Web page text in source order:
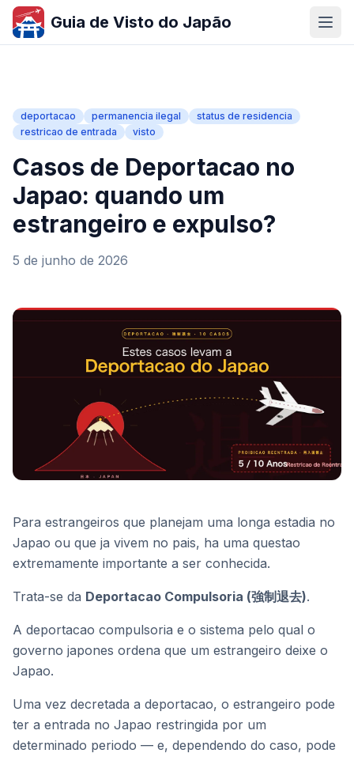
Guia de Visto do Japão
deportacao permanencia ilegal
status de residencia
restricao de entrada
visto
Casos de Deportacao no
Japao: quando um
estrangeiro e expulso?
5 de junho de 2026
Para estrangeiros que planejam uma longa estadia no
Japao ou que ja vivem no pais, ha uma questao
extremamente importante a ser conhecida.
Trata-se da Deportacao Compulsoria (強制退去).
A deportacao compulsoria e o sistema pelo qual o
governo japones ordena que um estrangeiro deixe o
Japao.
Uma vez decretada a deportacao, o estrangeiro pode
ter a entrada no Japao restringida por um
determinado periodo — e, dependendo do caso, pode